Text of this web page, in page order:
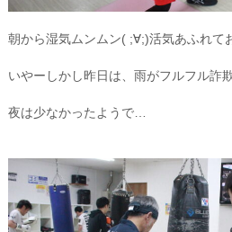
朝から湿気ムンムン( ;∀;)活気あふれて
いやーしかし昨日は、雨がフルフル詐
夜は少なかったようで…